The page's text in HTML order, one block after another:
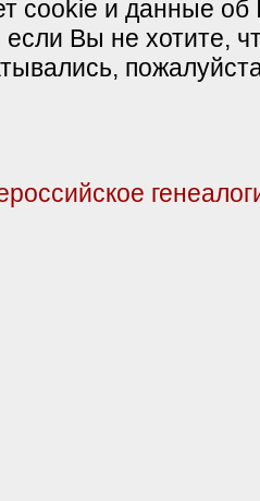
cookie и данные об
если Вы не хотите,